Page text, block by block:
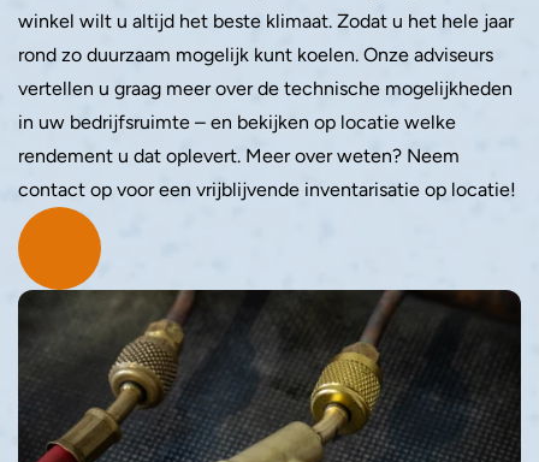
winkel wilt u altijd het beste klimaat. Zodat u het hele jaar
rond zo duurzaam mogelijk kunt koelen. Onze adviseurs
vertellen u graag meer over de technische mogelijkheden
in uw bedrijfsruimte – en bekijken op locatie welke
rendement u dat oplevert. Meer over weten? Neem
contact op voor een vrijblijvende inventarisatie op locatie!